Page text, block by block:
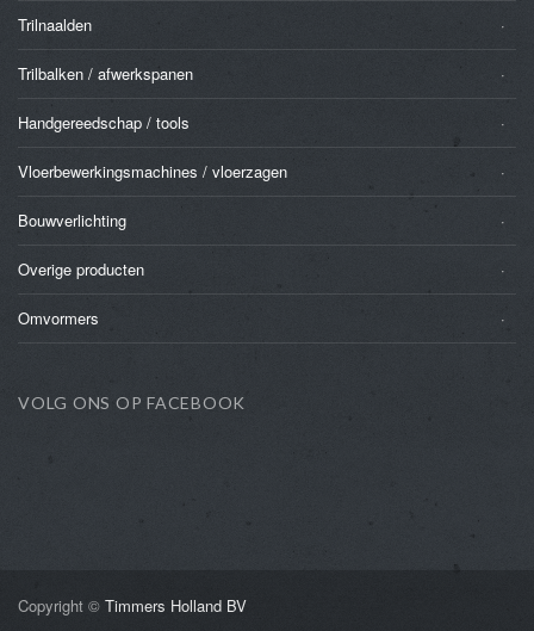
Trilnaalden
Trilbalken / afwerkspanen
Handgereedschap / tools
Vloerbewerkingsmachines / vloerzagen
Bouwverlichting
Overige producten
Omvormers
VOLG ONS OP FACEBOOK
Copyright © Timmers Holland BV